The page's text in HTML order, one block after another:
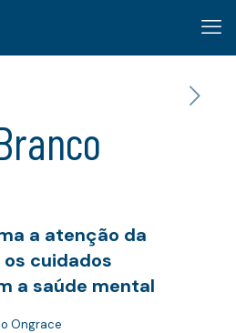
a atenção da
cuidados
a saúde mental
Ongrace